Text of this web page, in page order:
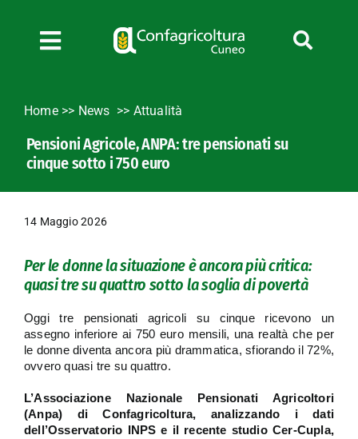
contenuto
Toggle
News
L’Agricoltore cuneese
Fotogallery
Lavora con noi
Contatti
Home>> News Attualità
Pensioni Agricole, ANPA: tre pensionati su
cinque sotto i 750 euro
14 Maggio 2026
Per le donne la situazione è ancora più critica:
quasi tre su quattro sotto la soglia di povertà
Oggi tre pensionati agricoli su cinque ricevono un
assegno inferiore ai 750 euro mensili, una realtà che per
le donne diventa ancora più drammatica, sfiorando il 72%,
ovvero quasi tre su quattro.
L’Associazione Nazionale Pensionati Agricoltori
(Anpa) di Confagricoltura, analizzando i dati
dell’Osservatorio INPS e il recente studio Cer-Cupla,